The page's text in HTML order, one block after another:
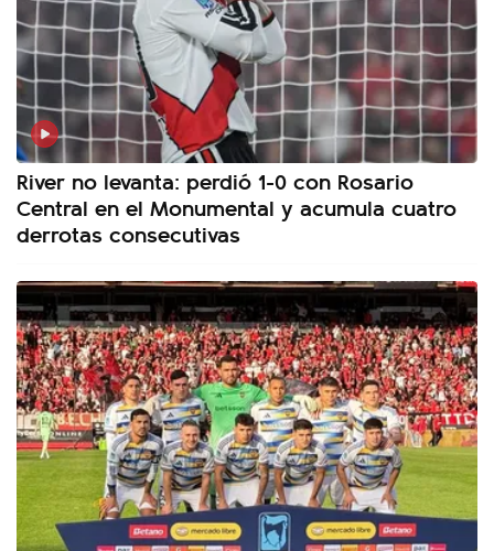
River no levanta: perdió 1-0 con Rosario
Central en el Monumental y acumula cuatro
derrotas consecutivas